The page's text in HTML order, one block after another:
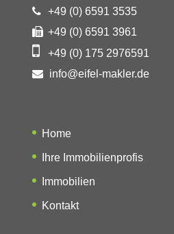
+49 (0) 6591 3535
+49 (0) 6591 3961
+49 (0) 175 2976591
info@eifel-makler.de
Home
Ihre Immobilienprofis
Immobilien
Kontakt